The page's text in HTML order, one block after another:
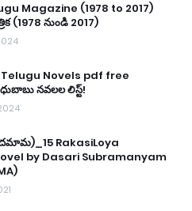
Magazine (1978 to 2017)
(1978 నుండి 2017)
Novels pdf free
నవలల లిస్ట్!
RakasiLoya
by Dasari Subramanyam